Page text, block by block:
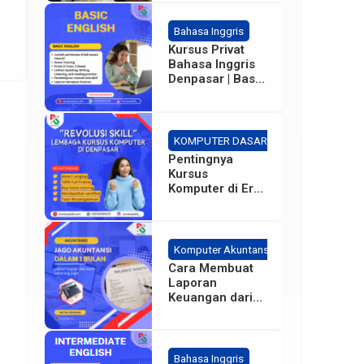
Bahasa Inggris
Kursus Privat
Bahasa Inggris
Denpasar | Basic
KOMPUTER DASAR
Pentingnya
Kursus
Komputer di Era
Komputer Akuntansi
Cara Membuat
Laporan
Keuangan dari
Bahasa Inggris